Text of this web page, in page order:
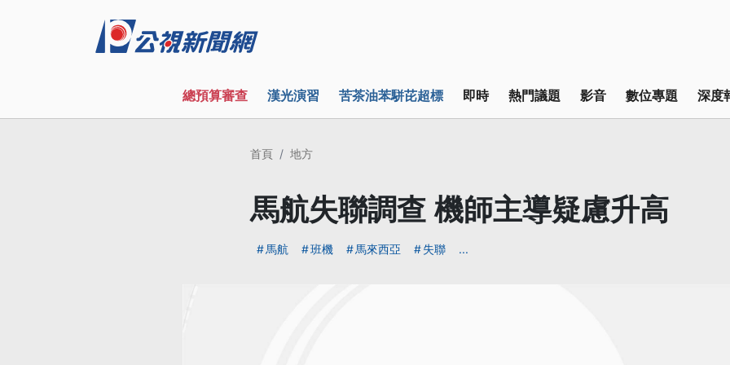
總預算審查 漢光演習 苦茶油苯駢芘超標 即時 熱門議題 影音 數位專題 深度
首頁 地方
馬航失聯調查 機師主導疑慮升高
馬航 班機 馬來西亞 失聯 ...